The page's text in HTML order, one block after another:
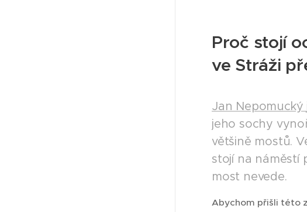
Proč stojí
ve Stráži
Jan Nepomucký
jeho sochy
většině mostů.
stojí na náměstí
most nevede.
Abychom přišli této